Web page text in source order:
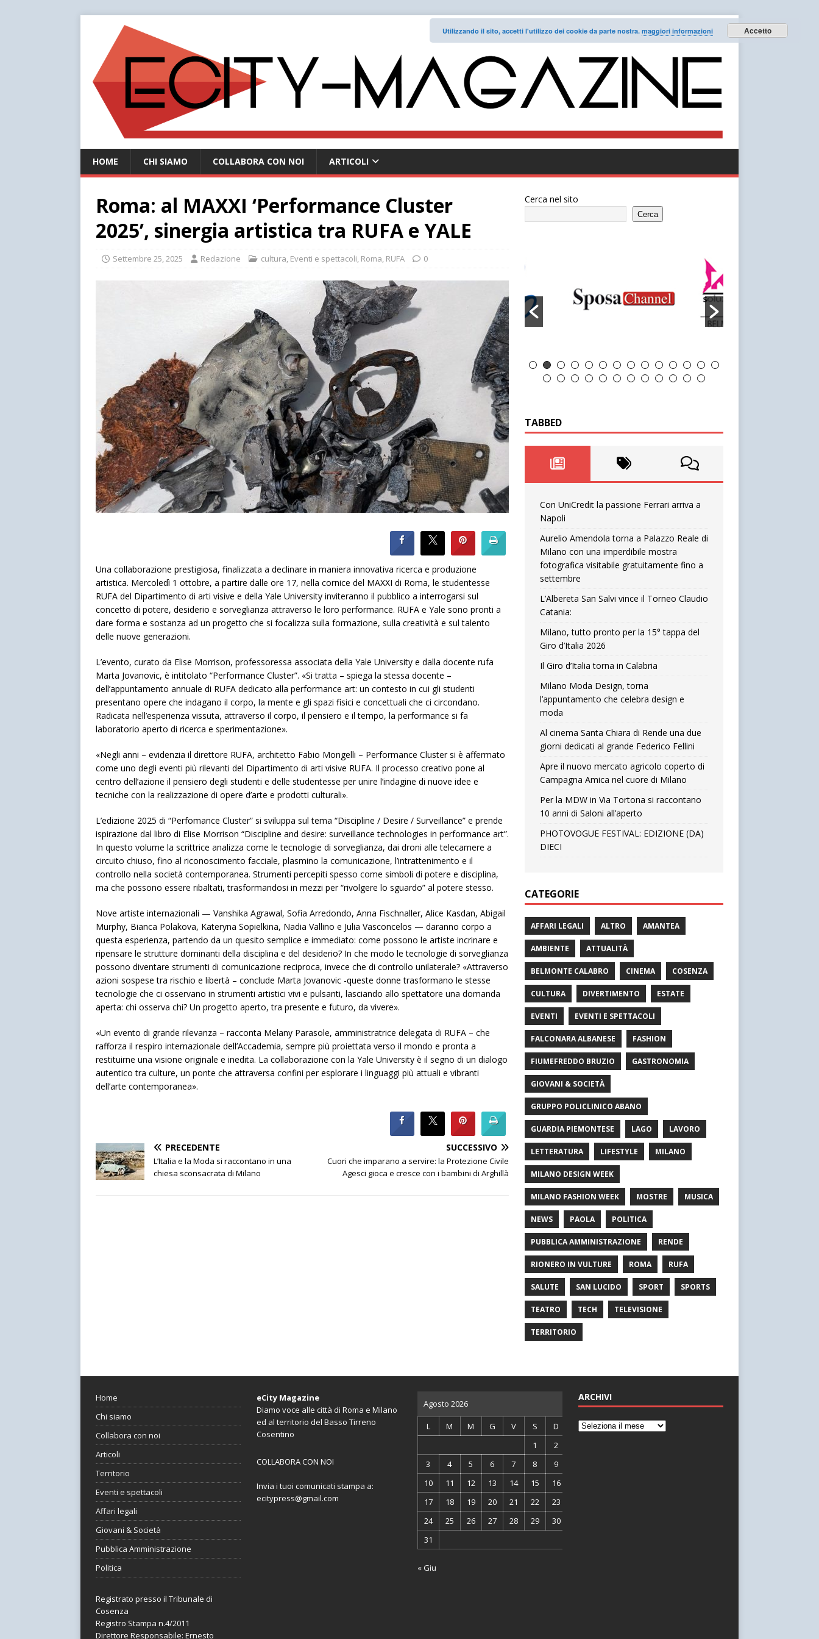
HOME CHI SIAMO COLLABORA CON NOI ARTICOLI
Roma: al MAXXI ‘Performance Cluster
2025’, sinergia artistica tra RUFA e YALE
Settembre 25, 2025 Redazione cultura, Eventi e spettacoli, Roma, RUFA 0
Una collaborazione prestigiosa, finalizzata a declinare in maniera innovativa ricerca e produzione
artistica. Mercoledì 1 ottobre, a partire dalle ore 17, nella cornice del MAXXI di Roma, le studentesse
RUFA del Dipartimento di arti visive e della Yale University inviteranno il pubblico a interrogarsi sul
concetto di potere, desiderio e sorveglianza attraverso le loro performance. RUFA e Yale sono pronti a
dare forma e sostanza ad un progetto che si focalizza sulla formazione, sulla creatività e sul talento
delle nuove generazioni.
L’evento, curato da Elise Morrison, professoressa associata della Yale University e dalla docente rufa
Marta Jovanovic, è intitolato “Performance Cluster”. «Si tratta – spiega la stessa docente –
dell’appuntamento annuale di RUFA dedicato alla performance art: un contesto in cui gli studenti
presentano opere che indagano il corpo, la mente e gli spazi fisici e concettuali che ci circondano.
Radicata nell’esperienza vissuta, attraverso il corpo, il pensiero e il tempo, la performance si fa
laboratorio aperto di ricerca e sperimentazione».
«Negli anni – evidenzia il direttore RUFA, architetto Fabio Mongelli – Performance Cluster si è affermato
come uno degli eventi più rilevanti del Dipartimento di arti visive RUFA. Il processo creativo pone al
centro dell’azione il pensiero degli studenti e delle studentesse per unire l’indagine di nuove idee e
tecniche con la realizzazione di opere d’arte e prodotti culturali».
L’edizione 2025 di “Perfomance Cluster” si sviluppa sul tema “Discipline / Desire / Surveillance” e prende
ispirazione dal libro di Elise Morrison “Discipline and desire: surveillance technologies in performance art”.
In questo volume la scrittrice analizza come le tecnologie di sorveglianza, dai droni alle telecamere a
circuito chiuso, fino al riconoscimento facciale, plasmino la comunicazione, l’intrattenimento e il
controllo nella società contemporanea. Strumenti percepiti spesso come simboli di potere e disciplina,
ma che possono essere ribaltati, trasformandosi in mezzi per “rivolgere lo sguardo” al potere stesso.
Nove artiste internazionali — Vanshika Agrawal, Sofia Arredondo, Anna Fischnaller, Alice Kasdan, Abigail
Murphy, Bianca Polakova, Kateryna Sopielkina, Nadia Vallino e Julia Vasconcelos — daranno corpo a
questa esperienza, partendo da un quesito semplice e immediato: come possono le artiste incrinare e
ripensare le strutture dominanti della disciplina e del desiderio? In che modo le tecnologie di sorveglianza
possono diventare strumenti di comunicazione reciproca, invece che di controllo unilaterale? «Attraverso
azioni sospese tra rischio e libertà – conclude Marta Jovanovic -queste donne trasformano le stesse
tecnologie che ci osservano in strumenti artistici vivi e pulsanti, lasciando allo spettatore una domanda
aperta: chi osserva chi? Un progetto aperto, tra presente e futuro, da vivere».
«Un evento di grande rilevanza – racconta Melany Parasole, amministratrice delegata di RUFA – che
rafforza il respiro internazionale dell’Accademia, sempre più proiettata verso il mondo e pronta a
restituirne una visione originale e inedita. La collaborazione con la Yale University è il segno di un dialogo
autentico tra culture, un ponte che attraversa confini per esplorare i linguaggi più attuali e vibranti
dell’arte contemporanea».
PRECEDENTE
L’Italia e la Moda si raccontano in una
chiesa sconsacrata di Milano
SUCCESSIVO
Cuori che imparano a servire: la Protezione Civile
Agesci gioca e cresce con i bambini di Arghillà
Cerca nel sito
Cerca
TABBED
Con UniCredit la passione Ferrari arriva a
Napoli
Aurelio Amendola torna a Palazzo Reale di
Milano con una imperdibile mostra
fotografica visitabile gratuitamente fino a
settembre
L’Albereta San Salvi vince il Torneo Claudio
Catania:
Milano, tutto pronto per la 15° tappa del
Giro d’Italia 2026
Il Giro d’Italia torna in Calabria
Milano Moda Design, torna
l’appuntamento che celebra design e
moda
Al cinema Santa Chiara di Rende una due
giorni dedicati al grande Federico Fellini
Apre il nuovo mercato agricolo coperto di
Campagna Amica nel cuore di Milano
Per la MDW in Via Tortona si raccontano
10 anni di Saloni all’aperto
PHOTOVOGUE FESTIVAL: EDIZIONE (DA)
DIECI
CATEGORIE
AFFARI LEGALI ALTRO AMANTEA
AMBIENTE ATTUALITÀ
BELMONTE CALABRO CINEMA COSENZA
CULTURA DIVERTIMENTO ESTATE
EVENTI EVENTI E SPETTACOLI
FALCONARA ALBANESE FASHION
FIUMEFREDDO BRUZIO GASTRONOMIA
GIOVANI & SOCIETÀ
GRUPPO POLICLINICO ABANO
GUARDIA PIEMONTESE LAGO LAVORO
LETTERATURA LIFESTYLE MILANO
MILANO DESIGN WEEK
MILANO FASHION WEEK MOSTRE MUSICA
NEWS PAOLA POLITICA
PUBBLICA AMMINISTRAZIONE RENDE
RIONERO IN VULTURE ROMA RUFA
SALUTE SAN LUCIDO SPORT SPORTS
TEATRO TECH TELEVISIONE
TERRITORIO
Home
Chi siamo
Collabora con noi
Articoli
Territorio
Eventi e spettacoli
Affari legali
Giovani & Società
Pubblica Amministrazione
Politica
Registrato presso il Tribunale di
Cosenza
Registro Stampa n.4/2011
Direttore Responsabile: Ernesto
eCity Magazine
Diamo voce alle città di Roma e Milano
ed al territorio del Basso Tirreno
Cosentino
COLLABORA CON NOI
Invia i tuoi comunicati stampa a:
ecitypress@gmail.com
Agosto 2026
L M M G V S
D
1
2
3
4 5 6 7 8
9
10
11 12 13 14 15
16
17
18 19 20 21 22
23
24
25 26 27 28 29
30
31
« Giu
ARCHIVI
Utilizzando il sito, accetti l'utilizzo dei cookie da parte nostra. maggiori informazioni Accetto